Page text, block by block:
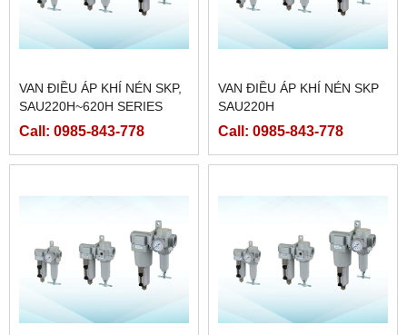
VAN ĐIỀU ÁP KHÍ NÉN SKP,
SAU220H~620H SERIES
Call: 0985-843-778
VAN ĐIỀU ÁP KHÍ NÉN SKP
SAU220H
Call: 0985-843-778